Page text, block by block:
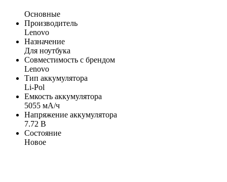
Основные
Производитель
Lenovo
Назначение
Для ноутбука
Совместимость с брендом
Lenovo
Тип аккумулятора
Li-Pol
Емкость аккумулятора
5055 мА/ч
Напряжение аккумулятора
7.72 В
Состояние
Новое